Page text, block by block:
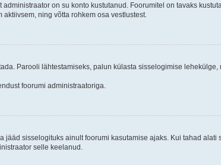
on su konto kustutanud. Foorumitel on tavaks
ning võtta rohkem osa vestlustest.
Parooli lähtestamiseks, palun külasta sisselogimise
foorumi administraatoriga.
jääd sisselogituks ainult foorumi kasutamise ajaks. Kui tahad
selle keelanud.